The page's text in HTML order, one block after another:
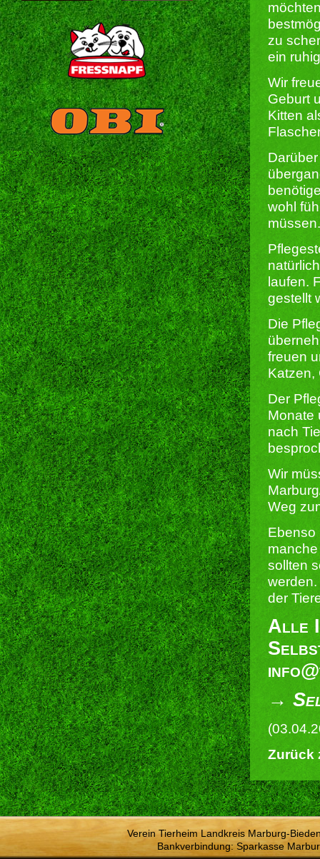
zu
ein
Wir
Geburt
Kitten
wohl
müssen.
laufen.
gestellt
Die
freuen
Katzen,
Der
Monate
nach
Wir
Weg
Ebenso
sollten
der
Alle
→
Zurück
Verein Tierheim Landkreis Marburg-
Bankverbindung: Sparkasse